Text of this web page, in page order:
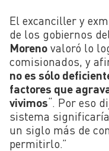
El excanciller y
de los gobiernos
Moreno valoró lo
comisionados, y
no es sólo
factores que
vivimos“. Por eso
sistema
un siglo más de
permitirlo.”